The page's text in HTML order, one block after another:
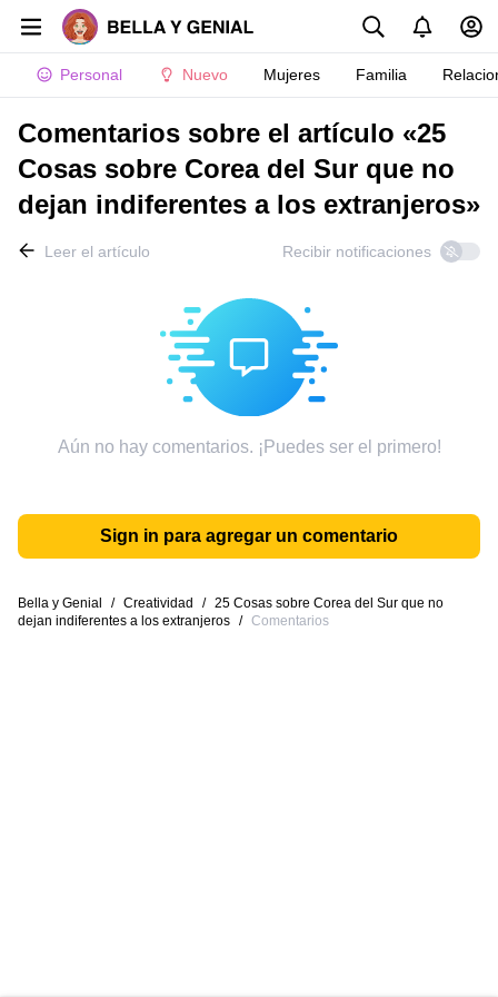
Personal Nuevo Mujeres Familia
Comentarios sobre el artículo «25
Cosas sobre Corea del Sur que no
dejan indiferentes a los extranjeros»
Leer el artículo Recibir notificaciones
Aún no hay comentarios. ¡Puedes ser el primero!
Sign in para agregar un comentario
Bella y Genial / Creatividad / 25 Cosas sobre Corea del Sur que no
dejan indiferentes a los extranjeros / Comentarios